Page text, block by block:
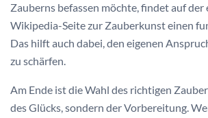
Zauberns befassen möchte, findet auf
Wikipedia-Seite zur Zauberkunst einen
Das hilft auch dabei, den eigenen
zu schärfen.
Am Ende ist die Wahl des richtigen
des Glücks, sondern der Vorbereitung.